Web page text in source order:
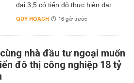
đai 3,5 có tiến độ thực hiện đạt...
QUY HOẠCH 16 giờ trước
nhà đầu tư ngoại muốn
đô thị công nghiệp 18 tỷ